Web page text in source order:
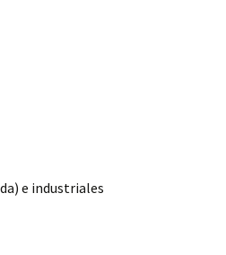
e industriales